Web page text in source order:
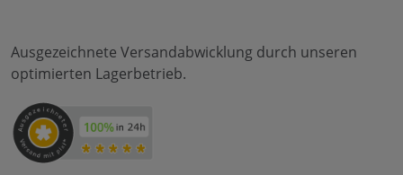
Ausgezeichnete Versandabwicklung durch unseren
optimierten Lagerbetrieb.